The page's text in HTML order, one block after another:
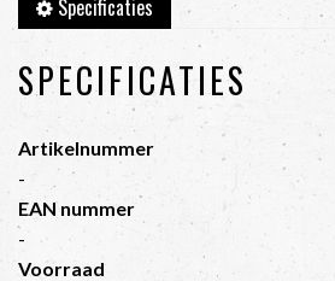
Specificaties
SPECIFICATIES
Artikelnummer
-
EAN nummer
-
Voorraad